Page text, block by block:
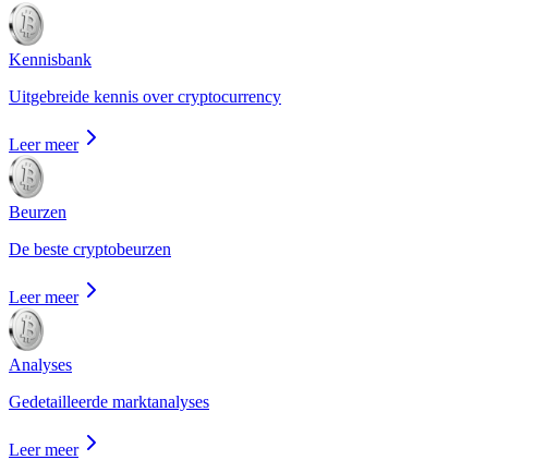
Kennisbank
Uitgebreide kennis over cryptocurrency
Leer meer
Beurzen
De beste cryptobeurzen
Leer meer
Analyses
Gedetailleerde marktanalyses
Leer meer